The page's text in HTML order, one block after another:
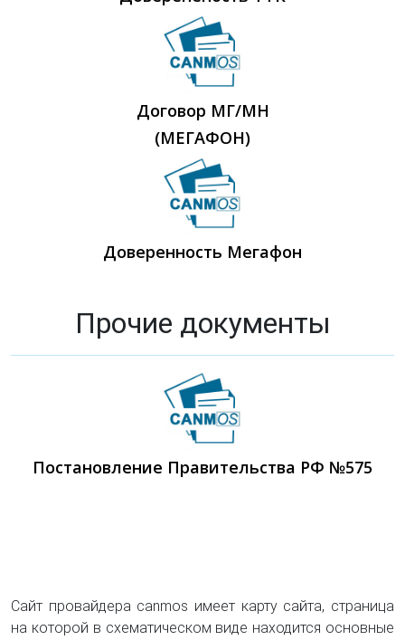
Договор МГ/МН
(МЕГАФОН)
Доверенность Мегафон
Прочие документы
Постановление Правительства РФ №575
Сайт провайдера canmos имеет карту сайта, страница
на которой в схематическом виде находится основные